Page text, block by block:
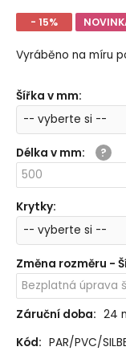
- 15%
Vyráběno na míru
Šířka v mm:
Délka v mm:
Krytky:
Změna rozměru -
Záruční doba: 24
Kód: PAR/PVC/